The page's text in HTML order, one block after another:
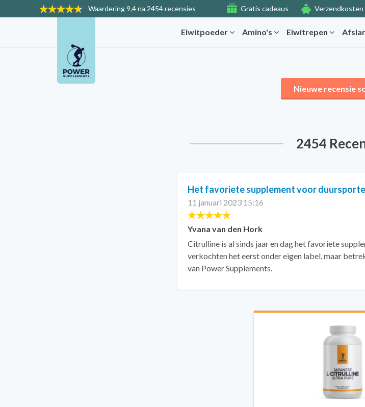
Waardering9,4 na 2454 recensies Gratis cadeaus Verzendkosten
Eiwitpoeder Amino's Eiwitrepen
Nieuwe recensie
2454
Het favoriete supplement voor
11 januari 2023 15:16
Yvana van den Hork
Citrulline is al sinds jaar en dag het favoriete
verkochten het eerst onder eigen label, maar
van Power Supplements.